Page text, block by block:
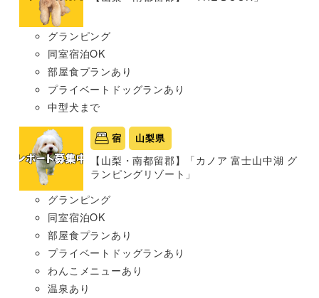
グランピング
同室宿泊OK
部屋食プランあり
プライベートドッグランあり
中型犬まで
宿 山梨県
【山梨・南都留郡】「カノア 富士山中湖 グ
ランピングリゾート」
グランピング
同室宿泊OK
部屋食プランあり
プライベートドッグランあり
わんこメニューあり
温泉あり